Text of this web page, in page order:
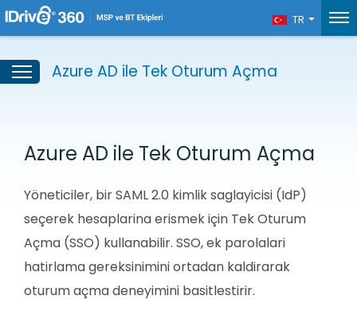
TR
Azure AD ile Tek Oturum Açma
Azure AD ile Tek Oturum Açma
Yöneticiler, bir SAML 2.0 kimlik saglayicisi (IdP)
seçerek hesaplarina erismek için Tek Oturum
Açma (SSO) kullanabilir. SSO, ek parolalari
hatirlama gereksinimini ortadan kaldirarak
oturum açma deneyimini basitlestirir.